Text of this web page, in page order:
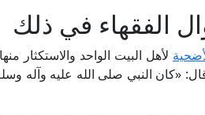
الفقهاء في ذلك
لأهل البيت الواحد والاستكثار
النبي صلى الله عليه وآله